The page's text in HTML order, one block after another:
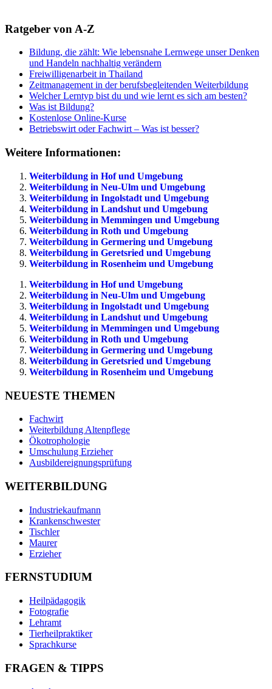
Ratgeber von A-Z
Bildung, die zählt: Wie lebensnahe Lernwege unser Denken
und Handeln nachhaltig verändern
Freiwilligenarbeit in Thailand
Zeitmanagement in der berufsbegleitenden Weiterbildung
Welcher Lerntyp bist du und wie lernt es sich am besten?
Was ist Bildung?
Kostenlose Online-Kurse
Betriebswirt oder Fachwirt – Was ist besser?
Weitere Informationen:
Weiterbildung in Hof und Umgebung
Weiterbildung in Neu-Ulm und Umgebung
Weiterbildung in Ingolstadt und Umgebung
Weiterbildung in Landshut und Umgebung
Weiterbildung in Memmingen und Umgebung
Weiterbildung in Roth und Umgebung
Weiterbildung in Germering und Umgebung
Weiterbildung in Geretsried und Umgebung
Weiterbildung in Rosenheim und Umgebung
Weiterbildung in Hof und Umgebung
Weiterbildung in Neu-Ulm und Umgebung
Weiterbildung in Ingolstadt und Umgebung
Weiterbildung in Landshut und Umgebung
Weiterbildung in Memmingen und Umgebung
Weiterbildung in Roth und Umgebung
Weiterbildung in Germering und Umgebung
Weiterbildung in Geretsried und Umgebung
Weiterbildung in Rosenheim und Umgebung
NEUESTE THEMEN
Fachwirt
Weiterbildung Altenpflege
Ökotrophologie
Umschulung Erzieher
Ausbildereignungsprüfung
WEITERBILDUNG
Industriekaufmann
Krankenschwester
Tischler
Maurer
Erzieher
FERNSTUDIUM
Heilpädagogik
Fotografie
Lehramt
Tierheilpraktiker
Sprachkurse
FRAGEN & TIPPS